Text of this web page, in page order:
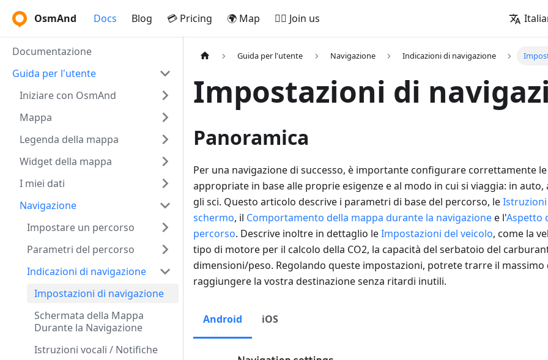
OsmAnd Docs Blog 💳 Pricing 🌍 Map 🚵‍♂️ Join us
Documentazione
Guida per l'utente
Iniziare con OsmAnd
Mappa
Legenda della mappa
Widget della mappa
I miei dati
Navigazione
Impostare un percorso
Parametri del percorso
Indicazioni di navigazione
Impostazioni di navigazione
Schermata della Mappa
Durante la Navigazione
Istruzioni vocali / Notifiche
Guida per l'utente Navigazione Indicazioni di navigazione
Impostazioni di
Panoramica
Per una navigazione di successo, è importante configurare correttamente
appropriate in base alle proprie esigenze e al modo in cui si viaggia: in auto,
gli sci. Questo articolo descrive i parametri di base del percorso, leIstruzioni
schermo, il Comportamento della mappa durante la navigazionee l'Aspetto
percorso. Descrive inoltre in dettaglio leImpostazioni del veicolo, come la
tipo di motore per il calcolo della CO2, la capacità del serbatoio del
dimensioni/peso. Regolando queste impostazioni, potrete trarre il massimo
raggiungere la vostra destinazione senza ritardi inutili.
Android iOS